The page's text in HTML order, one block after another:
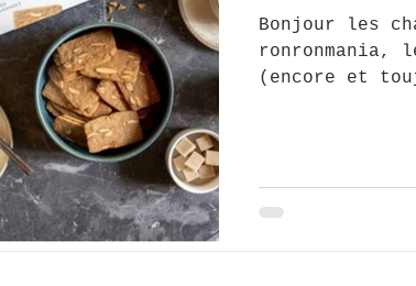
Bonjour les
ronronmania,
(encore et